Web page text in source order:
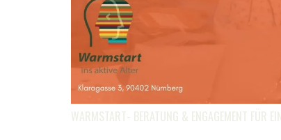
WARMSTART- BERATUNG & ENGAGEMENT FÜR